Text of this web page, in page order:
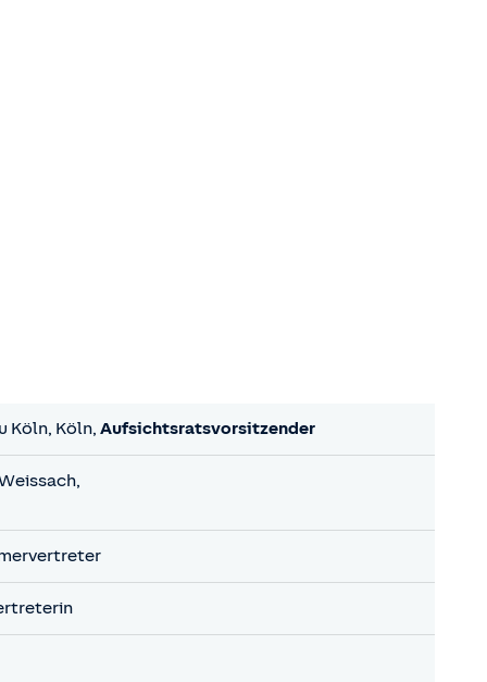
Köln, Köln, Aufsichtsratsvorsitzender